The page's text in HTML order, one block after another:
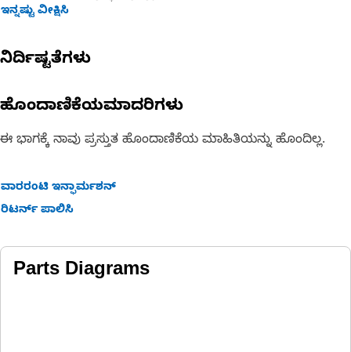
ಇನ್ನಷ್ಟು ವೀಕ್ಷಿಸಿ
ನಿರ್ದಿಷ್ಟತೆಗಳು
ಹೊಂದಾಣಿಕೆಯಮಾದರಿಗಳು
ಈ ಭಾಗಕ್ಕೆ ನಾವು ಪ್ರಸ್ತುತ ಹೊಂದಾಣಿಕೆಯ ಮಾಹಿತಿಯನ್ನು ಹೊಂದಿಲ್ಲ.
ವಾರರಂಟಿ ಇನ್ಫಾರ್ಮಶನ್
ರಿಟರ್ನ್ ಪಾಲಿಸಿ
Parts Diagrams